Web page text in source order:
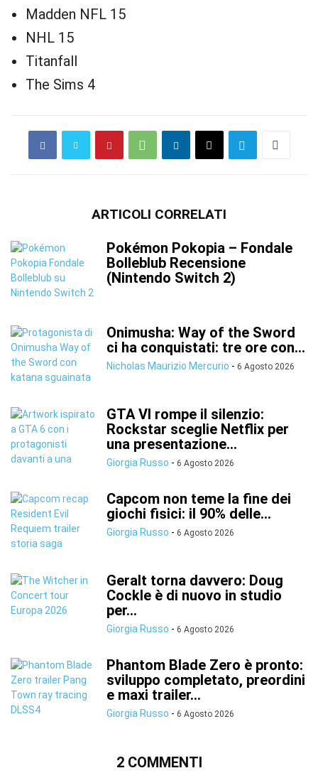
Madden NFL 15
NHL 15
Titanfall
The Sims 4
ARTICOLI CORRELATI
Pokémon Pokopia – Fondale
Bolleblub Recensione
(Nintendo Switch 2)
Onimusha: Way of the Sword
ci ha conquistati: tre ore con...
Nicholas Maurizio Mercurio - 6 Agosto 2026
GTA VI rompe il silenzio:
Rockstar sceglie Netflix per
una presentazione...
Giorgia Russo - 6 Agosto 2026
Capcom non teme la fine dei
giochi fisici: il 90% delle...
Giorgia Russo - 6 Agosto 2026
Geralt torna davvero: Doug
Cockle è di nuovo in studio
per...
Giorgia Russo - 6 Agosto 2026
Phantom Blade Zero è pronto:
sviluppo completato, preordini
e maxi trailer...
Giorgia Russo - 6 Agosto 2026
2 COMMENTI